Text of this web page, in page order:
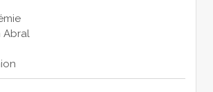
Abral